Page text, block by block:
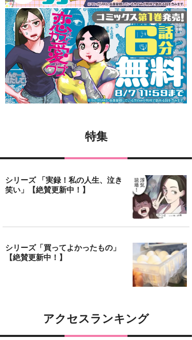
特集
シリーズ 「実録！私の人生、泣き
笑い」【絶賛更新中！】
シリーズ「買ってよかったもの」
【絶賛更新中！】
アクセスランキング